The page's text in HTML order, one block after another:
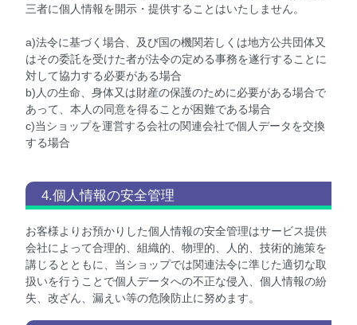
三者に個人情報を開示・提供することはいたしません。
a)法令に基づく場合、及び国の機関若しくは地方公共団体又
はその委託を受けた者が法令の定める事務を遂行することに
対して協力する必要がある場合
b)人の生命、身体又は財産の保護のために必要がある場合で
あって、本人の同意を得ることが困難である場合
c)当ショップを運営する会社の関連会社で個人データを交換
する場合
4.個人情報の安全管理
お客様よりお預かりした個人情報の安全管理はサービス提供
会社によって合理的、組織的、物理的、人的、技術的施策を
講じるとともに、当ショップでは関連法令に準じた適切な取
扱いを行うことで個人データへの不正な侵入、個人情報の紛
失、改ざん、漏えい等の危険防止に努めます。